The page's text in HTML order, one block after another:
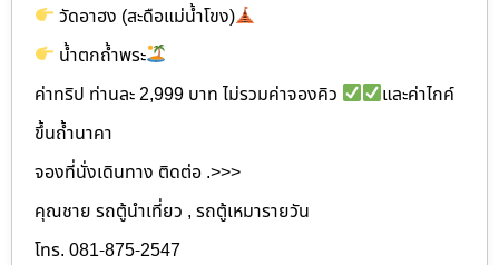
วัดอาฮง (สะดือแม่น้ำโขง)
น้ำตกถ้ำพระ
ค่าทริป ท่านละ 2,999 บาท ไม่รวมค่าจองคิว
และค่าไกค์
ขึ้นถ้ำนาคา
จองที่นั่งเดินทาง ติดต่อ .>>>
คุณชาย รถตู้นำเที่ยว , รถตู้เหมารายวัน
โทร. 081-875-2547